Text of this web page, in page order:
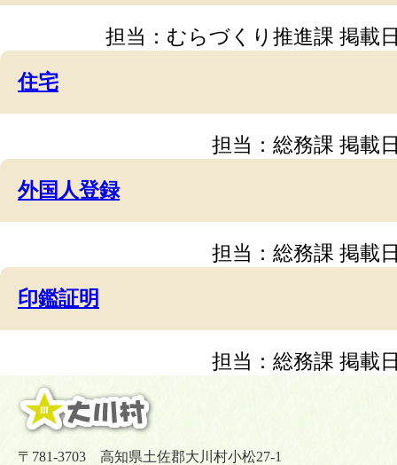
担当：むらづくり推進課 掲載
住宅
担当：総務課 掲載
外国人登録
担当：総務課 掲載
印鑑証明
担当：総務課 掲載
〒781-3703 高知県土佐郡大川村小松27-1